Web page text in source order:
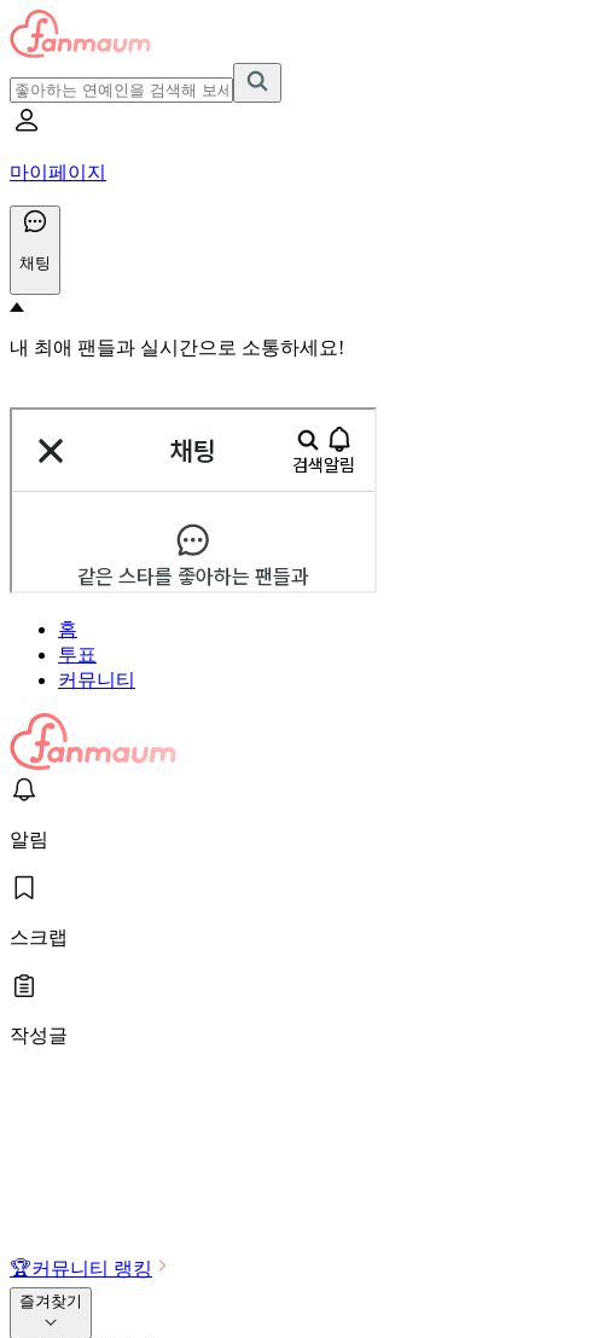
마이페이지
채팅
내 최애 팬들과 실시간으로 소통하세요!
홈
투표
커뮤니티
알림
스크랩
작성글
🏆커뮤니티 랭킹
즐겨찾기